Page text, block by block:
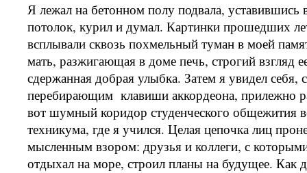
Я лежал на бетонном полу подвала, уставившись
потолок, курил и думал. Картинки прошедших
всплывали сквозь похмельный туман в моей
мать, разжигающая в доме печь, строгий взгляд
сдержанная добрая улыбка. Затем я увидел себя,
перебирающим клавиши аккордеона, прилежно
вот шумный коридор студенческого общежития
техникума, где я учился. Целая цепочка лиц
мысленным взором: друзья и коллеги, с
отдыхал на море, строил планы на будущее. Как